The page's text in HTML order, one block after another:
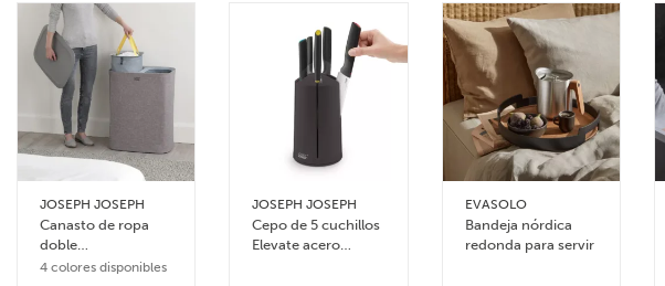
JOSEPH JOSEPH
Canasto de ropa
doble
compartimiento 90
4 colores disponibles
JOSEPH JOSEPH
Cepo de 5 cuchillos
Elevate acero
EVASOLO
Bandeja nórdica
redonda para servir